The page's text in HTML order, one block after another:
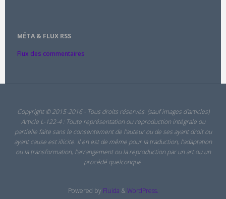
MÉTA & FLUX RSS
Flux des commentaires
Copyright © 2015-2016 - Tous droits réservés. (sauf images d'articles)
Article L-122-4 : Toute représentation ou reproduction intégrale ou
partielle faite sans le consentement de l'auteur ou de ses ayant droit ou
ayant cause est illicite. Il en est de même pour la traduction, l'adaptation
ou la transformation, l'arrangement ou la reproduction par un art ou un
procédé quelconque.
Powered byFluida & WordPress.